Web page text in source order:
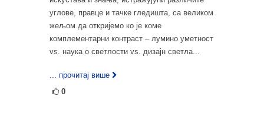
углове, правце и тачке гледишта, са великом
жељом да откријемо ко је коме
комплементарни контраст – лумино уметност
vs. наука о светлости vs. дизајн светла...
... прочитај више
0